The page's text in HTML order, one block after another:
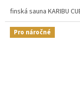
finská sauna KARIBU
Pro náročné